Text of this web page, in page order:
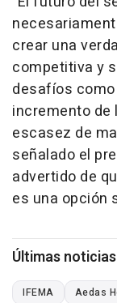
crear una
competitiva y
desafíos
incremento de
escasez de
señalado el
advertido de
es una opción
Últimas
IFEMA Aedas